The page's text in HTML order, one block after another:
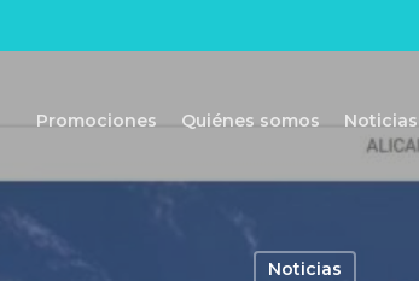
Promociones Quiénes somos Noticias
Noticias